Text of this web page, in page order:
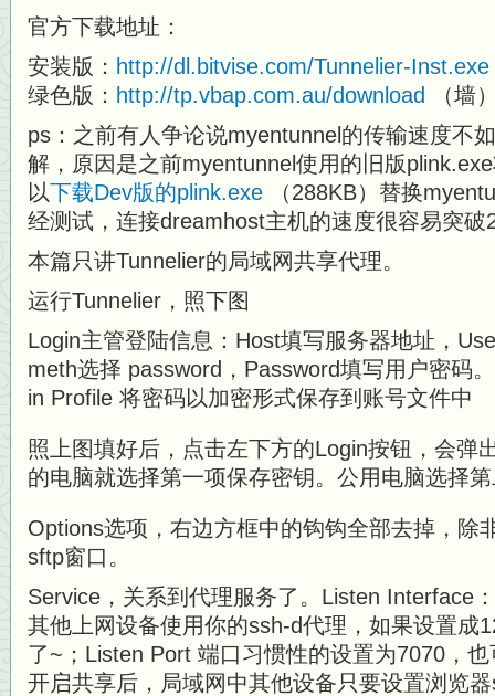
官方下载地址：
安装版： http://dl.bitvise.com/Tunnelier-Inst.exe
绿色版： http://tp.vbap.com.au/download
（墙
ps：之前有人争论说myentunnel的传输速度不
解，原因是之前myentunnel使用的旧版
以下载Dev版的plink.exe （288KB）替换
经测试，连接dreamhost主机的速度很容易突破
本篇只讲Tunnelier的局域网共享代理。
运行Tunnelier，照下图
Login主管登陆信息：Host填写服务器地址，
meth选择 password，Password填写用户密码
in Profile 将密码以加密形式保存到账号文件中
照上图填好后，点击左下方的Login按钮，会弹
的电脑就选择第一项保存密钥。公用电脑选择
Options选项，右边方框中的钩钩全部去掉，除
sftp窗口。
Service，关系到代理服务了。Listen Interface
其他上网设备使用你的ssh-d代理，如果设置成
了~；Listen Port 端口习惯性的设置为7070，
开启共享后，局域网中其他设备只要设置浏览